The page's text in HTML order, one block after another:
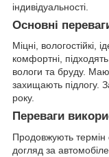
індивідуальності.
Основні
Міцні, вологостійкі,
комфортні,
вологи та бруду.
захищають підлогу.
року.
Переваги
Продовжують
догляд за